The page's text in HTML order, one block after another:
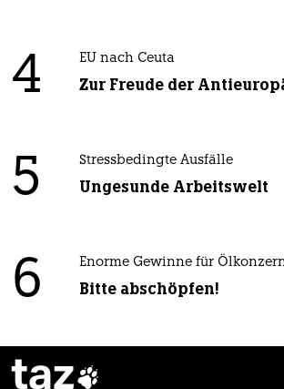
4 EU nach Ceuta
Zur Freude der
5 Stressbedingte Ausfälle
Ungesunde Arbeitswelt
6 Enorme Gewinne für
Bitte abschöpfen!
taz